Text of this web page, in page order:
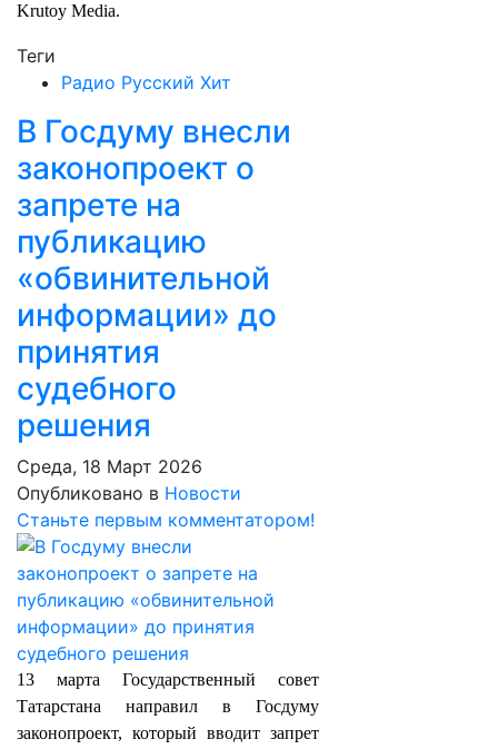
Krutoy Media.
Теги
Радио Русский Хит
В Госдуму внесли
законопроект о
запрете на
публикацию
«обвинительной
информации» до
принятия
судебного
решения
Среда, 18 Март 2026
Опубликовано в Новости
Станьте первым комментатором!
13 марта Государственный совет
Татарстана направил в Госдуму
законопроект, который вводит запрет